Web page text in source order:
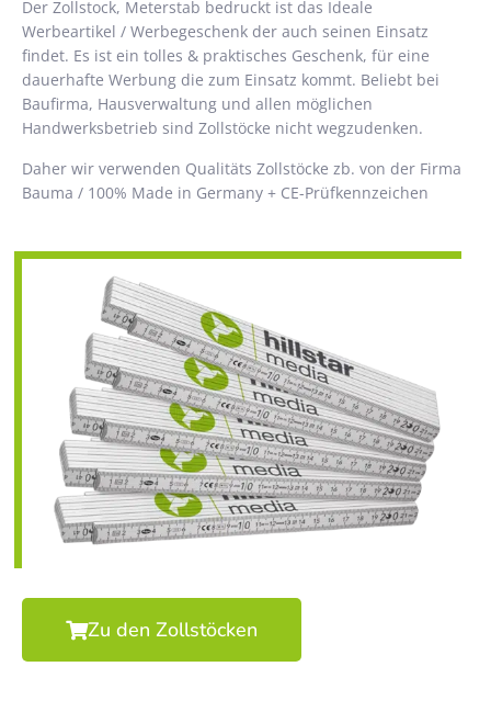
Der Zollstock, Meterstab bedruckt ist das Ideale
Werbeartikel / Werbegeschenk der auch seinen Einsatz
findet. Es ist ein tolles & praktisches Geschenk, für eine
dauerhafte Werbung die zum Einsatz kommt. Beliebt bei
Baufirma, Hausverwaltung und allen möglichen
Handwerksbetrieb sind Zollstöcke nicht wegzudenken.
Daher wir verwenden Qualitäts Zollstöcke zb. von der Firma
Bauma / 100% Made in Germany + CE-Prüfkennzeichen
Zu den Zollstöcken